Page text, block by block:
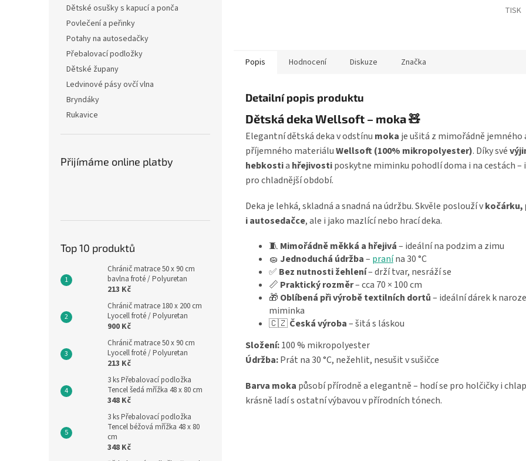
Dětské osušky s kapucí a ponča
Povlečení a peřinky
Potahy na autosedačky
Přebalovací podložky
Dětské župany
Ledvinové pásy ovčí vlna
Bryndáky
Rukavice
Přijímáme online platby
Top 10 produktů
Chránič matrace 50 x 90 cm
bavlna froté / Polyuretan
213 Kč
Chránič matrace 180 x 200 cm
Lyocell froté / Polyuretan
900 Kč
Chránič matrace 50 x 90 cm
Lyocell froté / Polyuretan
213 Kč
3 ks Přebalovací podložka
Tencel šedá mřížka 48 x 80 cm
348 Kč
3 ks Přebalovací podložka
Tencel béžová mřížka 48 x 80
cm
348 Kč
TISK
Popis Hodnocení Diskuze Značka
Detailní popis produktu
Dětská deka Wellsoft – moka 🧸
Elegantní dětská deka v odstínu moka je ušitá z mimořádně jemného
příjemného materiáluWellsoft (100% mikropolyester). Díky své
hebkostia hřejivostiposkytne miminku pohodlí doma i na cestách –
pro chladnější období.
Deka je lehká, skladná a snadná na údržbu. Skvěle poslouží v
i autosedačce, ale i jako mazlící nebo hrací deka.
🧵 Mimořádně měkká a hřejivá– ideální na podzim a zimu
🧽 Jednoduchá údržba– pranína 30 °C
✅ Bez nutnosti žehlení– drží tvar, nesráží se
📏 Praktický rozměr– cca 70 × 100 cm
🎁 Oblíbená při výrobě textilních dortů– ideální dárek k
miminka
🇨🇿Česká výroba– šitá s láskou
Složení:100 % mikropolyester
Údržba:Prát na 30 °C, nežehlit, nesušit v sušičce
Barva moka působí přírodně a elegantně – hodí se pro holčičky i
krásně ladí s ostatní výbavou v přírodních tónech.